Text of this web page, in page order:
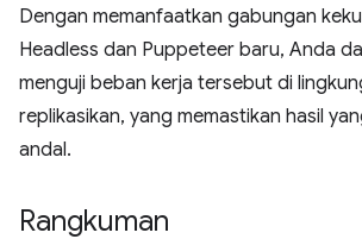
Dengan memanfaatkan gabungan
Headless dan Puppeteer baru, Anda
menguji beban kerja tersebut di
replikasikan, yang memastikan hasil
andal.
Rangkuman